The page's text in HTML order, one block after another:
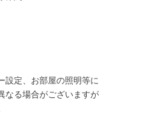
設定、お部屋の照明等に
なる場合がございますが